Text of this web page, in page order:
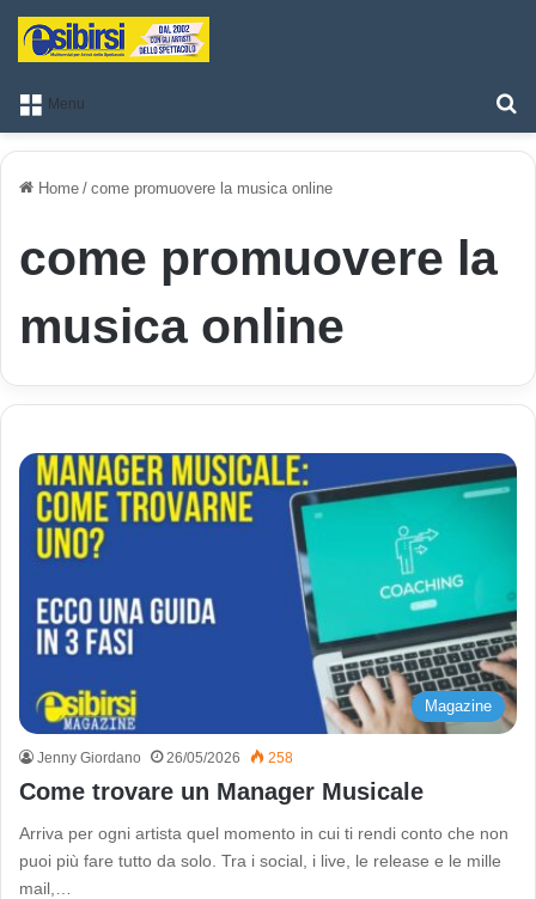
Menu
Home / come promuovere la musica online
come promuovere la
musica online
Magazine
Jenny Giordano 26/05/2026 258
Come trovare un Manager Musicale
Arriva per ogni artista quel momento in cui ti rendi conto che non
puoi più fare tutto da solo. Tra i social, i live, le release e le mille
mail,…